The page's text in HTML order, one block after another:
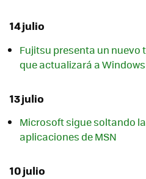
14 julio
Fujitsu presenta un nuevo
que actualizará a Windows
13 julio
Microsoft sigue soltando
aplicaciones de MSN
10 julio